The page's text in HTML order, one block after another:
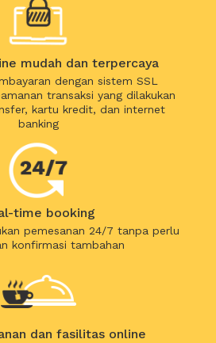
mudah dan terpercaya
dengan sistem SSL
transaksi yang dilakukan
kartu kredit, dan internet
banking
time booking
pemesanan 24/7 tanpa perlu
konfirmasi tambahan
dan fasilitas online